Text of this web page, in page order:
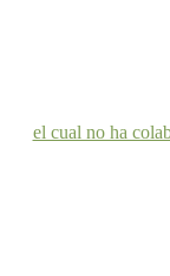
el cual no ha